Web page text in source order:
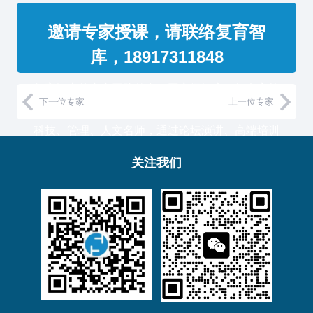
邀请专家授课，请联络复育智
库，18917311848
教授和500强企业高管，汇聚国内外一流的经济、
升维！
复育智库总部位于上海，服务于金融、通信、能
源、制造、医药等产业的大型客户。
下一位专家 上一位专家
关注我们